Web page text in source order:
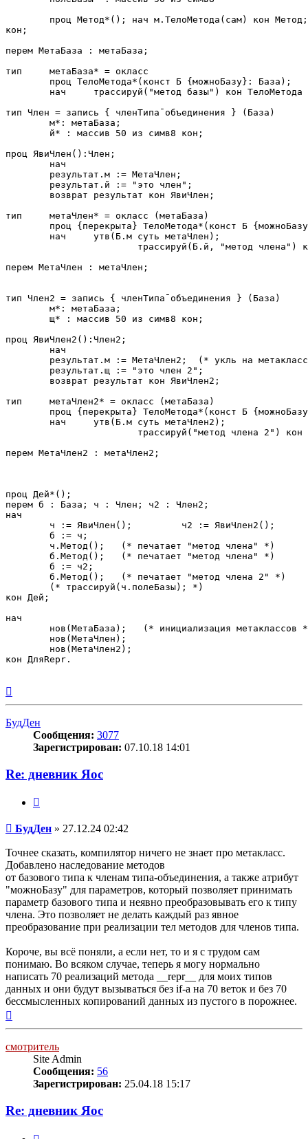
кон;
перем МетаБаза : метаБаза;
тип	метаБаза* = окласс
тип Член = запись { членТипаˉобъединения } (База)
проц ЯвиЧлен():Член;
тип	метаЧлен* = окласс (метаБаза)
перем МетаЧлен : метаЧлен;
тип Член2 = запись { членТипаˉобъединения } (База)
проц ЯвиЧлен2():Член2;
тип	метаЧлен2* = окласс (метаБаза)
перем МетаЧлен2 : метаЧлен2;
проц Дей*();
перем б : База; ч : Член; ч2 : Член2;
нач
кон Дей;
нач
кон ДляRepr.
БудДен
Сообщения: 3077
Зарегистрирован: 07.10.18 14:01
Re: дневник Яос
Сообщение
БудДен » 27.12.24 02:42
Точнее сказать, компилятор ничего не знает про метакласс.
Добавлено наследование методов
от базового типа к членам типа-объединения, а также атрибут
"можноБазу" для параметров, который позволяет принимать
параметр базового типа и неявно преобразовывать его к типу
члена. Это позволяет не делать каждый раз явное
преобразование при реализации тел методов для членов типа.
Короче, вы всё поняли, а если нет, то и я с трудом сам
понимаю. Во всяком случае, теперь я могу нормально
написать 70 реализаций метода __repr__ для моих типов
данных и они будут вызываться без if-а на 70 веток и без 70
бессмысленных копирований данных из пустого в порожнее.
смотритель
Site Admin
Сообщения: 56
Зарегистрирован: 25.04.18 15:17
Re: дневник Яос